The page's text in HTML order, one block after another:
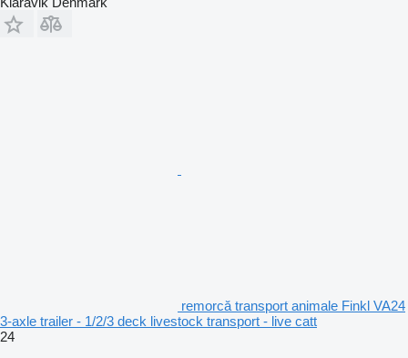
remorcă transport animale Finkl VA24
3-axle trailer - 1/2/3 deck livestock transport - live catt
24